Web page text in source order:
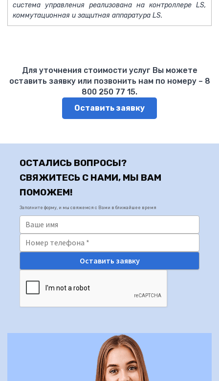
система управления реализована на контроллере LS,
коммутационная и защитная аппаратура LS.
Для уточнения стоимости услуг Вы можете
оставить заявку или позвонить нам по номеру – 8
800 250 77 15.
Оставить заявку
ОСТАЛИСЬ ВОПРОСЫ?
СВЯЖИТЕСЬ С НАМИ, МЫ ВАМ
ПОМОЖЕМ!
Заполните форму, и мы свяжемся с Вами в ближайшее время